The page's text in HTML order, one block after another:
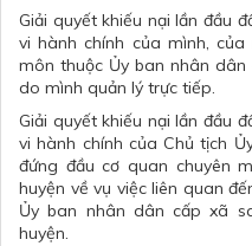
Giải quyết khiếu nại lần đầu
vi hành chính của mình,
môn thuộc Ủy ban nhân dân
do mình quản lý trực tiếp.
Giải quyết khiếu nại lần đầu
vi hành chính của Chủ tịch
đứng đầu cơ quan chuyên
huyện về vụ việc liên quan
Ủy ban nhân dân cấp xã
huyện.